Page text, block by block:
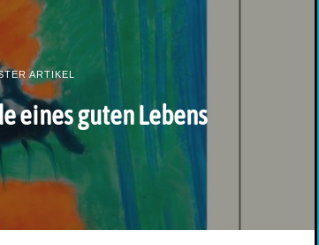
ARTIKEL
eines guten Lebens